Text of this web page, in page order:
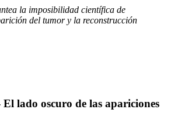
la imposibilidad científica de
del tumor y la reconstrucción
lado oscuro de las apariciones